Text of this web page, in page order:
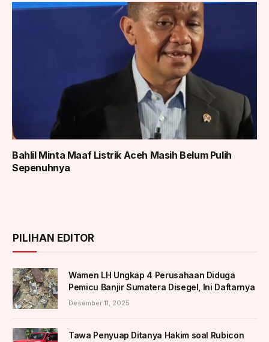
Bahlil Minta Maaf Listrik Aceh Masih Belum Pulih
Sepenuhnya
PILIHAN EDITOR
Wamen LH Ungkap 4 Perusahaan Diduga
Pemicu Banjir Sumatera Disegel, Ini Daftarnya
Desember 11, 2025
Tawa Penyuap Ditanya Hakim soal Rubicon